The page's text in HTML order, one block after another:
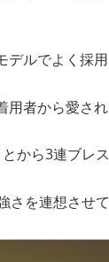
ルでよく採用
者から愛され
から3連ブレス
を連想させ